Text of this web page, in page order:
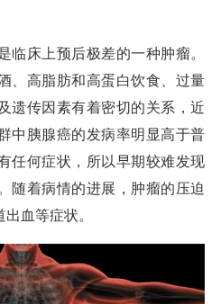
临床上预后极差的一种肿瘤。
、高脂肪和高蛋白饮食、过量
遗传因素有着密切的关系，近
中胰腺癌的发病率明显高于普
任何症状，所以早期较难发现
随着病情的进展，肿瘤的压迫
血等症状。